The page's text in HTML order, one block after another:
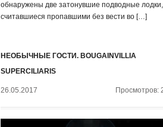
обнаружены две затонувшие подводные лодки,
считавшиеся пропавшими без вести во […]
НЕОБЫЧНЫЕ ГОСТИ. BOUGAINVILLIA
SUPERCILIARIS
26.05.2017 Просмотров: